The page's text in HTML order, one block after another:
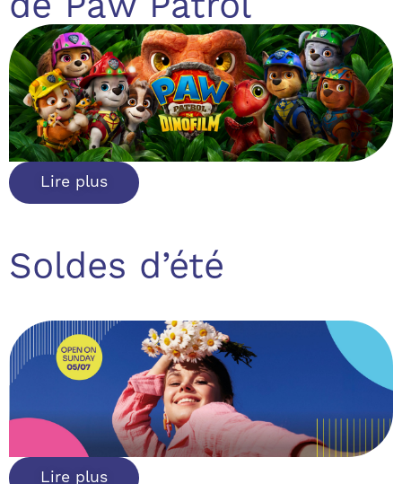
Lire plus
Soldes d’été
Lire plus